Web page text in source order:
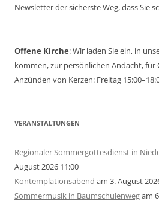
Newsletter der sicherste Weg, dass Sie
Offene Kirche: Wir laden Sie ein, in
kommen, zur persönlichen Andacht, für
Anzünden von Kerzen: Freitag
VERANSTALTUNGEN
Regionaler Sommergottesdienst in
August 2026 11:00
Kontemplationsabend am 3. August
Sommermusik in Baumschulenwegam